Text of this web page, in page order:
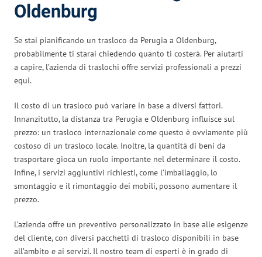
Oldenburg
Se stai pianificando un trasloco da Perugia a Oldenburg,
probabilmente ti starai chiedendo quanto ti costerà. Per aiutarti
a capire, l’azienda di traslochi offre servizi professionali a prezzi
equi.
Il costo di un trasloco può variare in base a diversi fattori.
Innanzitutto, la distanza tra Perugia e Oldenburg influisce sul
prezzo: un trasloco internazionale come questo è ovviamente più
costoso di un trasloco locale. Inoltre, la quantità di beni da
trasportare gioca un ruolo importante nel determinare il costo.
Infine, i servizi aggiuntivi richiesti, come l’imballaggio, lo
smontaggio e il rimontaggio dei mobili, possono aumentare il
prezzo.
L’azienda offre un preventivo personalizzato in base alle esigenze
del cliente, con diversi pacchetti di trasloco disponibili in base
all’ambito e ai servizi. Il nostro team di esperti è in grado di